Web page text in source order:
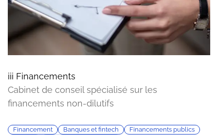
iii Financements
Cabinet de conseil spécialisé sur les
financements non-dilutifs
Financement Banques et fintech
Financements publics